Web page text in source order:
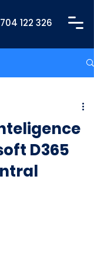
704 122 326
D365